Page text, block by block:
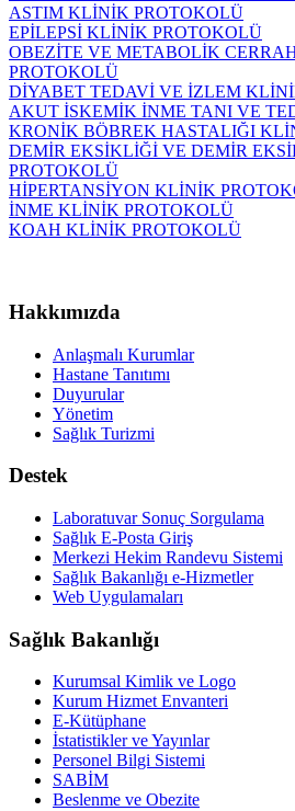
ASTIM KLİNİK PROTOKOLÜ
EPİLEPSİ KLİNİK PROTOKOLÜ
OBEZİTE VE METABOLİK
PROTOKOLÜ
DİYABET TEDAVİ VE İZLEM
AKUT İSKEMİK İNME TANI VE
KRONİK BÖBREK HASTALIĞI
DEMİR EKSİKLİĞİ VE DEMİR
PROTOKOLÜ
HİPERTANSİYON KLİNİK
İNME KLİNİK PROTOKOLÜ
KOAH KLİNİK PROTOKOLÜ
Hakkımızda
Anlaşmalı Kurumlar
Hastane Tanıtımı
Duyurular
Yönetim
Sağlık Turizmi
Destek
Laboratuvar Sonuç Sorgulama
Sağlık E-Posta Giriş
Merkezi Hekim Randevu Sistemi
Sağlık Bakanlığı e-Hizmetler
Web Uygulamaları
Sağlık Bakanlığı
Kurumsal Kimlik ve Logo
Kurum Hizmet Envanteri
E-Kütüphane
İstatistikler ve Yayınlar
Personel Bilgi Sistemi
SABİM
Beslenme ve Obezite